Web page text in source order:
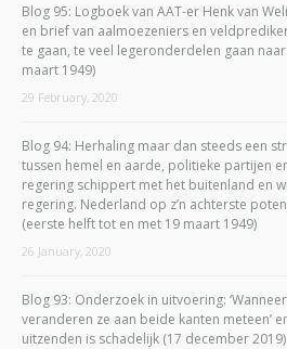
Blog 95: Logboek van AAT-er Henk van
en brief van aalmoezeniers en
te gaan, te veel legeronderdelen gaan
maart 1949)
29 February, 2020
Blog 94: Herhaling maar dan steeds een
tussen hemel en aarde, politieke partijen
regering schippert met het buitenland en
regering. Nederland op z’n achterste
(eerste helft tot en met 19 maart 1949)
26 January, 2020
Blog 93: Onderzoek in uitvoering:
veranderen ze aan beide kanten meteen’
uitzenden is schadelijk (17 december 2019)